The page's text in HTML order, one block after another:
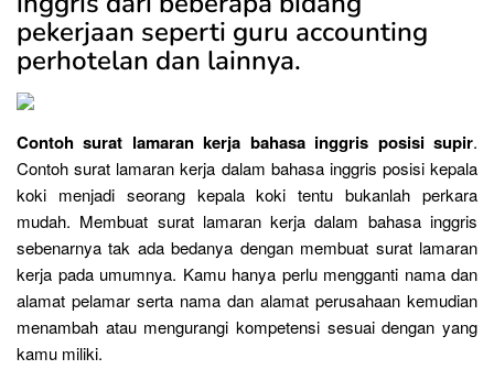
pekerjaan seperti guru accounting
perhotelan dan lainnya.
Contoh surat lamaran kerja bahasa inggris posisi supir.
Contoh surat lamaran kerja dalam bahasa inggris posisi kepala
koki menjadi seorang kepala koki tentu bukanlah perkara
mudah. Membuat surat lamaran kerja dalam bahasa inggris
sebenarnya tak ada bedanya dengan membuat surat lamaran
kerja pada umumnya. Kamu hanya perlu mengganti nama dan
alamat pelamar serta nama dan alamat perusahaan kemudian
menambah atau mengurangi kompetensi sesuai dengan yang
kamu miliki.